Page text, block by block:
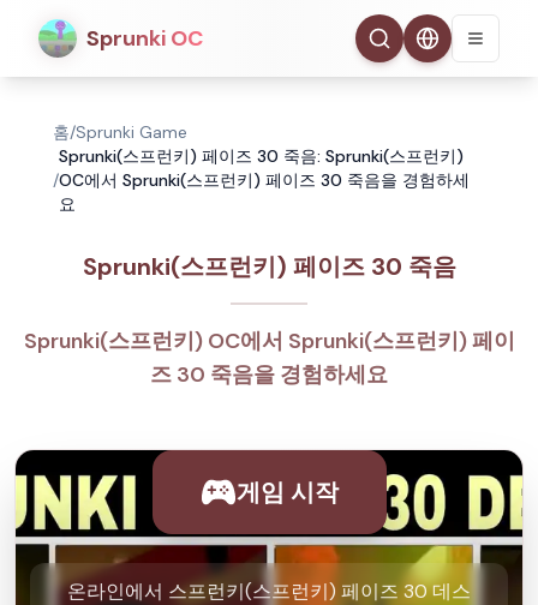
Sprunki OC
홈/Sprunki Game
/
Sprunki(스프런키) 페이즈 30 죽음: Sprunki(스프런키)
OC에서 Sprunki(스프런키) 페이즈 30 죽음을 경험하세
요
Sprunki(스프런키) 페이즈 30 죽음
Sprunki(스프런키) OC에서 Sprunki(스프런키) 페이
즈 30 죽음을 경험하세요
게임 시작
온라인에서 스프런키(스프런키) 페이즈 30 데스